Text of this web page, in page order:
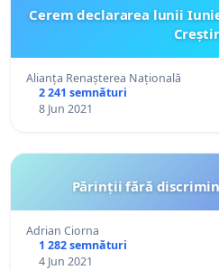
Cerem declararea lunii
Alianța Renașterea Națională
2 241 semnături
8 Jun 2021
Părinții fără
Adrian Ciorna
1 282 semnături
4 Jun 2021